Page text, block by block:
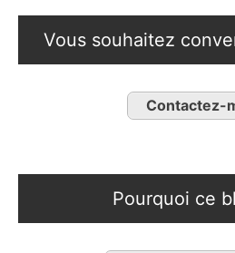
Vous souhaitez
Contactez-
Pourquoi ce